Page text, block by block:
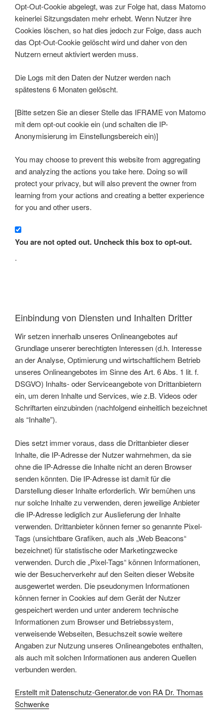
Opt-Out-Cookie abgelegt, was zur Folge hat, dass Matomo
keinerlei Sitzungsdaten mehr erhebt. Wenn Nutzer ihre
Cookies löschen, so hat dies jedoch zur Folge, dass auch
das Opt-Out-Cookie gelöscht wird und daher von den
Nutzern erneut aktiviert werden muss.
Die Logs mit den Daten der Nutzer werden nach
spätestens 6 Monaten gelöscht.
[Bitte setzen Sie an dieser Stelle das IFRAME von Matomo
mit dem opt-out cookie ein (und schalten die IP-
Anonymisierung im Einstellungsbereich ein)]
You may choose to prevent this website from aggregating
and analyzing the actions you take here. Doing so will
protect your privacy, but will also prevent the owner from
learning from your actions and creating a better experience
for you and other users.
You are not opted out. Uncheck this box to opt-out.
.
Einbindung von Diensten und Inhalten Dritter
Wir setzen innerhalb unseres Onlineangebotes auf
Grundlage unserer berechtigten Interessen (d.h. Interesse
an der Analyse, Optimierung und wirtschaftlichem Betrieb
unseres Onlineangebotes im Sinne des Art. 6 Abs. 1 lit. f.
DSGVO) Inhalts- oder Serviceangebote von Drittanbietern
ein, um deren Inhalte und Services, wie z.B. Videos oder
Schriftarten einzubinden (nachfolgend einheitlich bezeichnet
als “Inhalte”).
Dies setzt immer voraus, dass die Drittanbieter dieser
Inhalte, die IP-Adresse der Nutzer wahrnehmen, da sie
ohne die IP-Adresse die Inhalte nicht an deren Browser
senden könnten. Die IP-Adresse ist damit für die
Darstellung dieser Inhalte erforderlich. Wir bemühen uns
nur solche Inhalte zu verwenden, deren jeweilige Anbieter
die IP-Adresse lediglich zur Auslieferung der Inhalte
verwenden. Drittanbieter können ferner so genannte Pixel-
Tags (unsichtbare Grafiken, auch als „Web Beacons“
bezeichnet) für statistische oder Marketingzwecke
verwenden. Durch die „Pixel-Tags“ können Informationen,
wie der Besucherverkehr auf den Seiten dieser Website
ausgewertet werden. Die pseudonymen Informationen
können ferner in Cookies auf dem Gerät der Nutzer
gespeichert werden und unter anderem technische
Informationen zum Browser und Betriebssystem,
verweisende Webseiten, Besuchszeit sowie weitere
Angaben zur Nutzung unseres Onlineangebotes enthalten,
als auch mit solchen Informationen aus anderen Quellen
verbunden werden.
Erstellt mit Datenschutz-Generator.de von RA Dr. Thomas
Schwenke